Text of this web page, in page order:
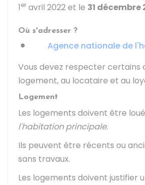
1er avril 2022 et le 31 décembre
Où s'adresser ?
Agence nationale de
Vous devez respecter certains
logement, au locataire et au
Logement
Les logements doivent être
l'habitation principale.
Ils peuvent être récents ou
sans travaux.
Les logements doivent justifier